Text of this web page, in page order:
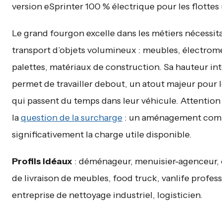
version eSprinter 100 % électrique pour les flottes
Le grand fourgon excelle dans les métiers
transport d’objets volumineux : meubles,
palettes, matériaux de construction. Sa hauteur
permet de travailler debout, un atout majeur pour
qui passent du temps dans leur véhicule.
laquestion de la surcharge : un aménagement
significativement la charge utile disponible.
Profils idéaux : déménageur, menuisier-
de livraison de meubles, food truck, vanlife
entreprise de nettoyage industriel, logisticien.